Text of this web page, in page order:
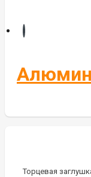
Торцевая